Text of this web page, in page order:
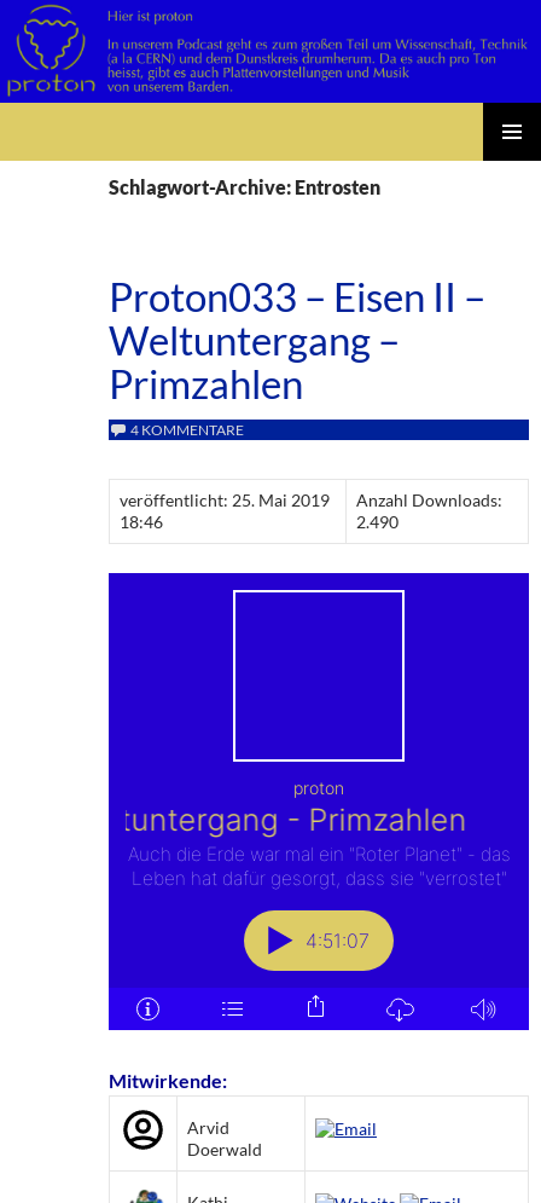
Schlagwort-Archive: Entrosten
Proton033 – Eisen II –
Weltuntergang –
Primzahlen
4 KOMMENTARE
veröffentlicht: 25. Mai 2019
18:46
Anzahl Downloads:
2.490
Mitwirkende:
Arvid
Doerwald